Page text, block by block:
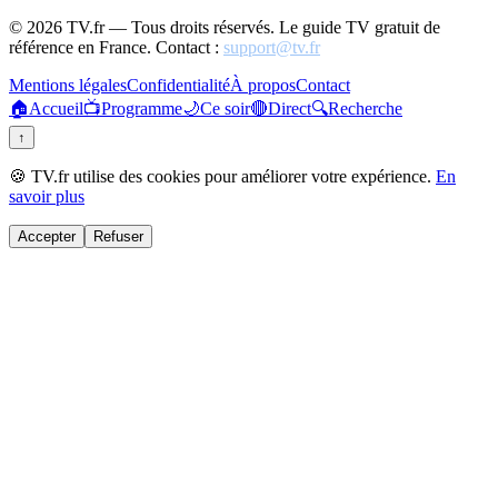
© 2026 TV.fr — Tous droits réservés. Le guide TV gratuit de
référence en France. Contact : support@tv.fr
Mentions légalesConfidentialitéÀ proposContact
🏠Accueil📺Programme🌙Ce soir🔴Direct🔍Recherche
↑
🍪 TV.fr utilise des cookies pour améliorer votre expérience. En
savoir plus
Accepter Refuser